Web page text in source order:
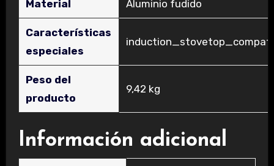
Material ‎Aluminio fudido
Características
especiales
Peso del
producto
‎9,42 kg
Información adicional